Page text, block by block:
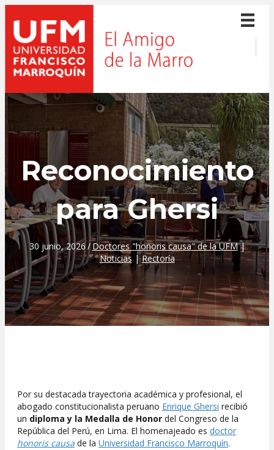
Reconocimiento
para Ghersi
30 junio, 2026/ Doctores "honoris causa" de la UFM|
Noticias |Rectoría
Por su destacada trayectoria académica y profesional, el
abogado constitucionalista peruano Enrique Ghersi recibió
un diploma y la Medalla de Honor del Congreso de la
República del Perú, en Lima. El homenajeado es doctor
honoris causa de la Universidad Francisco Marroquín.